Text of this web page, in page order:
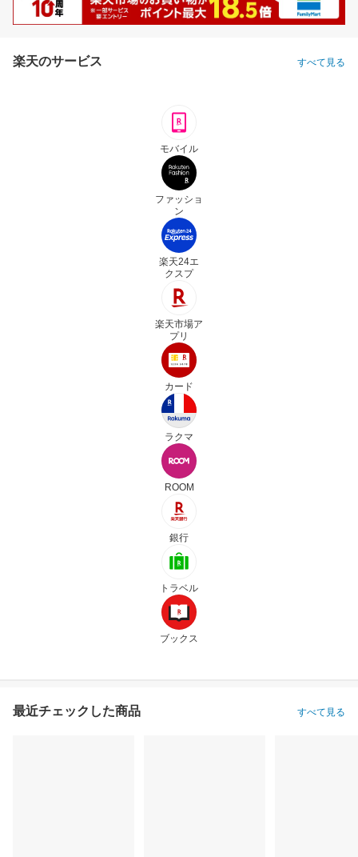
楽天のサービス すべて見る
モバイル
ファッショ
ン
楽天24エ
クスプ
楽天市場ア
プリ
カード
ラクマ
ROOM
銀行
トラベル
ブックス
最近チェックした商品 すべて見る